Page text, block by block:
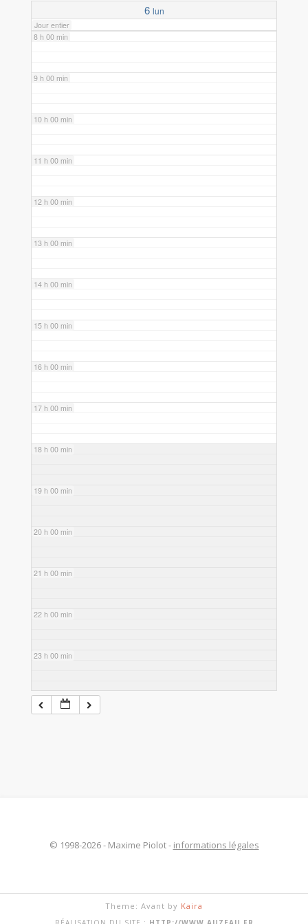
6 lun
Jour entier
8 h 00 min
9 h 00 min
10 h 00 min
11 h 00 min
12 h 00 min
13 h 00 min
14 h 00 min
15 h 00 min
16 h 00 min
17 h 00 min
18 h 00 min
19 h 00 min
20 h 00 min
21 h 00 min
22 h 00 min
23 h 00 min
© 1998-2026 - Maxime Piolot - informations légales
Theme: Avant by Kaira